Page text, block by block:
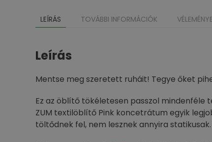
LEÍRÁS TOVÁBBI INFORMÁCIÓK
Leírás
Mentse meg szeretett ruháit! Tegye őket
Ez az öblítő tökéletesen passzol mindenféle
ZUM textilöblítő Pink koncetrátum egyik
töltődnek fel, nem lesznek annyira statikusak.